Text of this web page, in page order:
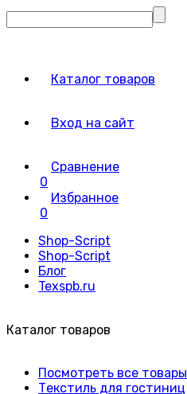
Каталог товаров
Вход на сайт
Сравнение
0
Избранное
0
Shop-Script
Shop-Script
Блог
Texspb.ru
Каталог товаров
Посмотреть все товары
Текстиль для гостиниц